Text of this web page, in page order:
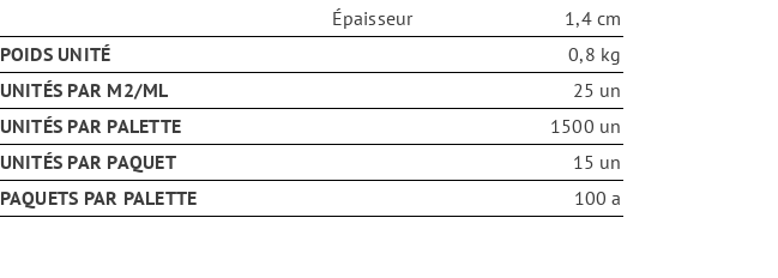
Épaisseur
1,4 cm
POIDS UNITÉ
0,8 kg
UNITÉS PAR M2/ML
25 un
UNITÉS PAR PALETTE
1500 un
UNITÉS PAR PAQUET
15 un
PAQUETS PAR PALETTE
100 a